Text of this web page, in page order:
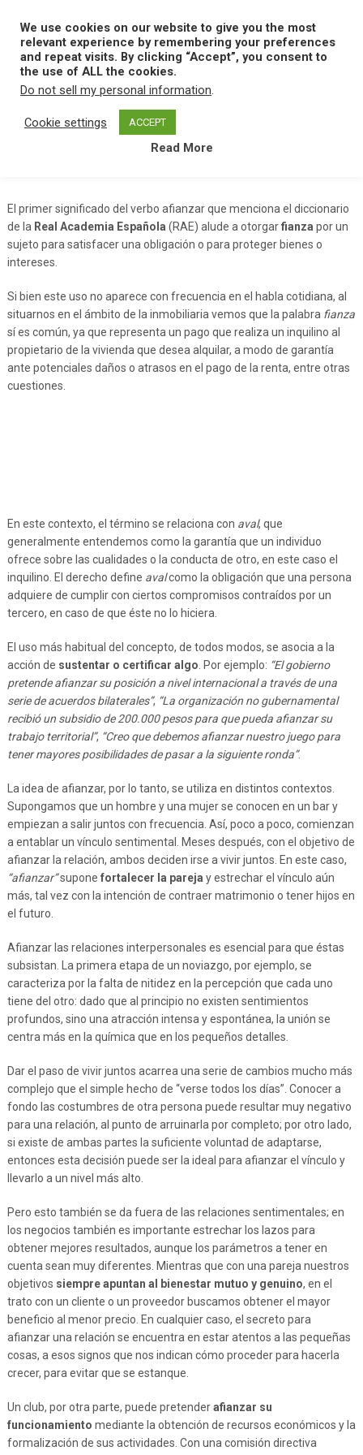
content
MENU
Home A Afianzar
El primer significado del verbo afianzar que menciona el diccionario
de la Real Academia Española (RAE) alude a otorgarfianza por un
sujeto para satisfacer una obligación o para proteger bienes o
intereses.
Si bien este uso no aparece con frecuencia en el habla cotidiana, al
situarnos en el ámbito de la inmobiliaria vemos que la palabra fianza
sí es común, ya que representa un pago que realiza un inquilino al
propietario de la vivienda que desea alquilar, a modo de garantía
ante potenciales daños o atrasos en el pago de la renta, entre otras
cuestiones.
En este contexto, el término se relaciona con aval, que
generalmente entendemos como la garantía que un individuo
ofrece sobre las cualidades o la conducta de otro, en este caso el
inquilino. El derecho define avalcomo la obligación que una persona
adquiere de cumplir con ciertos compromisos contraídos por un
tercero, en caso de que éste no lo hiciera.
El uso más habitual del concepto, de todos modos, se asocia a la
acción de sustentar o certificar algo . Por ejemplo: “El gobierno
pretende afianzar su posición a nivel internacional a través de una
serie de acuerdos bilaterales”, “La organización no gubernamental
recibió un subsidio de 200.000 pesos para que pueda afianzar su
trabajo territorial”, “Creo que debemos afianzar nuestro juego para
tener mayores posibilidades de pasar a la siguiente ronda”.
La idea de afianzar, por lo tanto, se utiliza en distintos contextos.
Supongamos que un hombre y una mujer se conocen en un bar y
empiezan a salir juntos con frecuencia. Así, poco a poco, comienzan
a entablar un vínculo sentimental. Meses después, con el objetivo de
afianzar la relación, ambos deciden irse a vivir juntos. En este caso,
“afianzar”supone fortalecer la pareja y estrechar el vínculo aún
más, tal vez con la intención de contraer matrimonio o tener hijos en
el futuro.
Afianzar las relaciones interpersonales es esencial para que éstas
subsistan. La primera etapa de un noviazgo, por ejemplo, se
caracteriza por la falta de nitidez en la percepción que cada uno
tiene del otro: dado que al principio no existen sentimientos
profundos, sino una atracción intensa y espontánea, la unión se
centra más en la química que en los pequeños detalles.
Dar el paso de vivir juntos acarrea una serie de cambios mucho más
complejo que el simple hecho de “verse todos los días”. Conocer a
fondo las costumbres de otra persona puede resultar muy negativo
para una relación, al punto de arruinarla por completo; por otro lado,
si existe de ambas partes la suficiente voluntad de adaptarse,
entonces esta decisión puede ser la ideal para afianzar el vínculo y
llevarlo a un nivel más alto.
Pero esto también se da fuera de las relaciones sentimentales; en
los negocios también es importante estrechar los lazos para
obtener mejores resultados, aunque los parámetros a tener en
cuenta sean muy diferentes. Mientras que con una pareja nuestros
objetivos siempre apuntan al bienestar mutuo y genuino, en el
trato con un cliente o un proveedor buscamos obtener el mayor
beneficio al menor precio. En cualquier caso, el secreto para
afianzar una relación se encuentra en estar atentos a las pequeñas
cosas, a esos signos que nos indican cómo proceder para hacerla
crecer, para evitar que se estanque.
Un club, por otra parte, puede pretenderafianzar su
funcionamiento mediante la obtención de recursos económicos y la
formalización de sus actividades. Con una comisión directiva
We use cookies on our website to give you the most
relevant experience by remembering your preferences
and repeat visits. By clicking “Accept”, you consent to
the use of ALL the cookies.
Do not sell my personal information.
Cookie settings ACCEPT
Read More